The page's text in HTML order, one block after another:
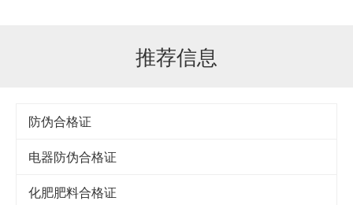
推荐信息
防伪合格证
电器防伪合格证
化肥肥料合格证